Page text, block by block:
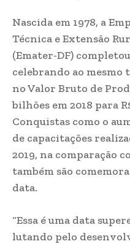
Nascida em 1978, a
Técnica e Extensão
(Emater-DF)
celebrando ao mesmo
no Valor Bruto de
bilhões em 2018 para
Conquistas como o
de capacitações
2019, na comparação
também são
data.
“Essa é uma data
lutando pelo